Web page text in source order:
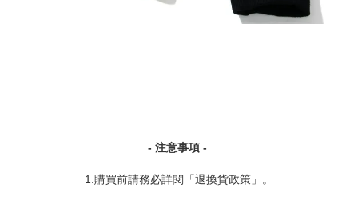
- 注意事項 -
1.購買前請務必詳閱「退換貨政策」。